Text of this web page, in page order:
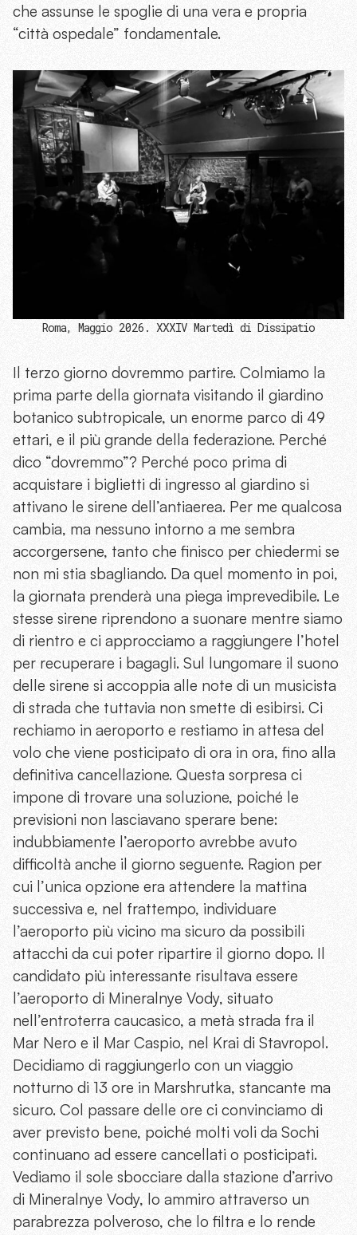
che assunse le spoglie di una vera e propria
“città ospedale” fondamentale.
Roma, Maggio 2026. XXXIV Martedì di Dissipatio
Il terzo giorno dovremmo partire. Colmiamo la
prima parte della giornata visitando il giardino
botanico subtropicale, un enorme parco di 49
ettari, e il più grande della federazione. Perché
dico “dovremmo”? Perché poco prima di
acquistare i biglietti di ingresso al giardino si
attivano le sirene dell’antiaerea. Per me qualcosa
cambia, ma nessuno intorno a me sembra
accorgersene, tanto che finisco per chiedermi se
non mi stia sbagliando. Da quel momento in poi,
la giornata prenderà una piega imprevedibile. Le
stesse sirene riprendono a suonare mentre siamo
di rientro e ci approcciamo a raggiungere l’hotel
per recuperare i bagagli. Sul lungomare il suono
delle sirene si accoppia alle note di un musicista
di strada che tuttavia non smette di esibirsi. Ci
rechiamo in aeroporto e restiamo in attesa del
volo che viene posticipato di ora in ora, fino alla
definitiva cancellazione. Questa sorpresa ci
impone di trovare una soluzione, poiché le
previsioni non lasciavano sperare bene:
indubbiamente l’aeroporto avrebbe avuto
diﬃcoltà anche il giorno seguente. Ragion per
cui l’unica opzione era attendere la mattina
successiva e, nel frattempo, individuare
l’aeroporto più vicino ma sicuro da possibili
attacchi da cui poter ripartire il giorno dopo. Il
candidato più interessante risultava essere
l’aeroporto di Mineralnye Vody, situato
nell’entroterra caucasico, a metà strada fra il
Mar Nero e il Mar Caspio, nel Krai di Stavropol.
Decidiamo di raggiungerlo con un viaggio
notturno di 13 ore in Marshrutka, stancante ma
sicuro. Col passare delle ore ci convinciamo di
aver previsto bene, poiché molti voli da Sochi
continuano ad essere cancellati o posticipati.
Vediamo il sole sbocciare dalla stazione d’arrivo
di Mineralnye Vody, lo ammiro attraverso un
parabrezza polveroso, che lo filtra e lo rende